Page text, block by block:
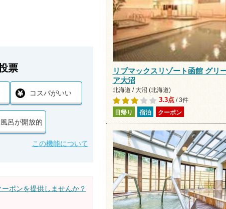
票
コスパがいい
呂が開放的
この機能について
ーポンを提供しませんか？
リブマックスリゾート函館 グリ
ア大沼
北海道 / 大沼 (北海道)
3.3点/ 3件
日帰り 宿泊 クーポン